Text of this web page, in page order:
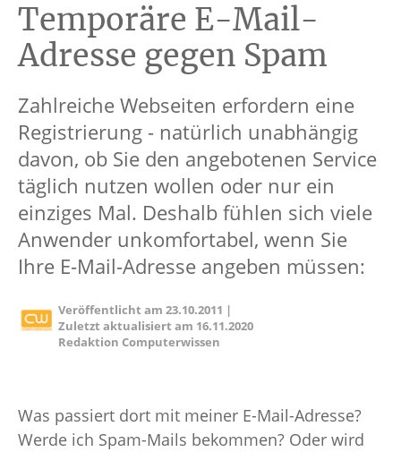
Temporäre E-Mail-
Adresse gegen Spam
Zahlreiche Webseiten erfordern eine
Registrierung - natürlich unabhängig
davon, ob Sie den angebotenen Service
täglich nutzen wollen oder nur ein
einziges Mal. Deshalb fühlen sich viele
Anwender unkomfortabel, wenn Sie
Ihre E-Mail-Adresse angeben müssen:
Veröffentlicht am23.10.2011 |
Zuletzt aktualisiert am 16.11.2020
Redaktion Computerwissen
Was passiert dort mit meiner E-Mail-Adresse?
Werde ich Spam-Mails bekommen? Oder wird